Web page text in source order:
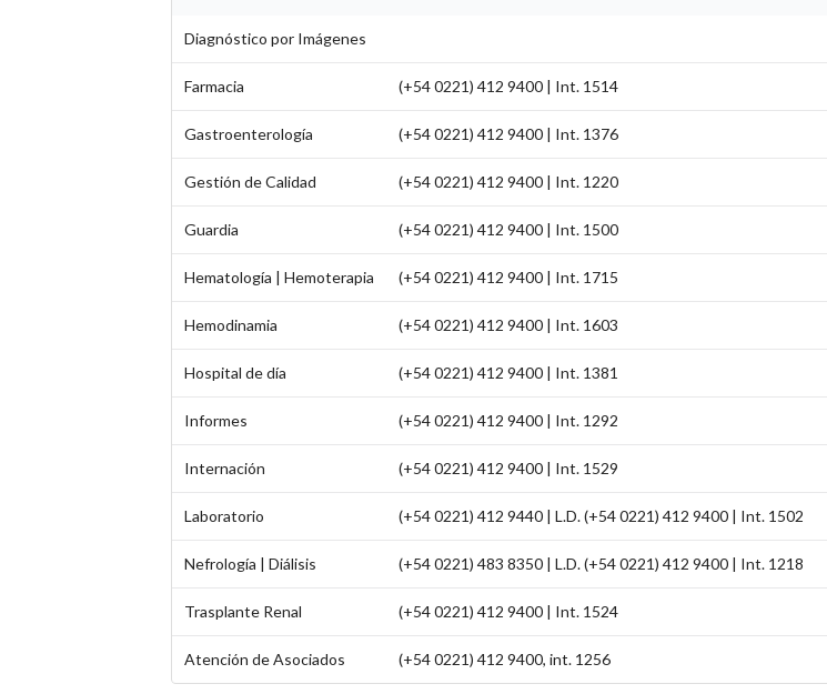
Diagnóstico por Imágenes
Farmacia (+54 0221) 412 9400 | Int. 1514
Gastroenterología (+54 0221) 412 9400 | Int. 1376
Gestión de Calidad (+54 0221) 412 9400 | Int. 1220
Guardia (+54 0221) 412 9400 | Int. 1500
Hematología | Hemoterapia (+54 0221) 412 9400 | Int. 1715
Hemodinamia (+54 0221) 412 9400 | Int. 1603
Hospital de día (+54 0221) 412 9400 | Int. 1381
Informes (+54 0221) 412 9400 | Int. 1292
Internación (+54 0221) 412 9400 | Int. 1529
Laboratorio (+54 0221) 412 9440 | L.D. (+54 0221) 412 9400 | Int. 1502
Nefrología | Diálisis (+54 0221) 483 8350 | L.D. (+54 0221) 412 9400 | Int. 1218
Trasplante Renal (+54 0221) 412 9400 | Int. 1524
Atención de Asociados (+54 0221) 412 9400, int. 1256